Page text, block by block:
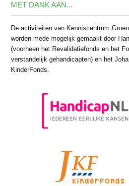
MET DANK AAN...
De activiteiten van Kenniscentrum
worden mede mogelijk gemaakt door
(voorheen het Revalidatiefonds en het
verstandelijk gehandicapten) en het
KinderFonds.